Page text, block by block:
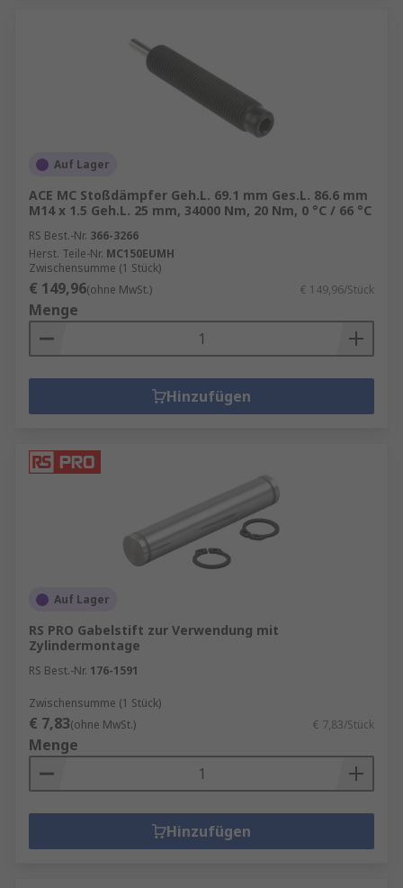
Auf Lager
ACE MC Stoßdämpfer Geh.L. 69.1 mm Ges.L. 86.6 mm
M14 x 1.5 Geh.L. 25 mm, 34000 Nm, 20 Nm, 0 °C / 66 °C
RS Best.-Nr. 366-3266
Herst. Teile-Nr. MC150EUMH
Zwischensumme (1 Stück)
€ 149,96(ohne MwSt.) € 149,96/Stück
Menge
Hinzufügen
Auf Lager
RS PRO Gabelstift zur Verwendung mit
Zylindermontage
RS Best.-Nr. 176-1591
Zwischensumme (1 Stück)
€ 7,83(ohne MwSt.) € 7,83/Stück
Menge
Hinzufügen